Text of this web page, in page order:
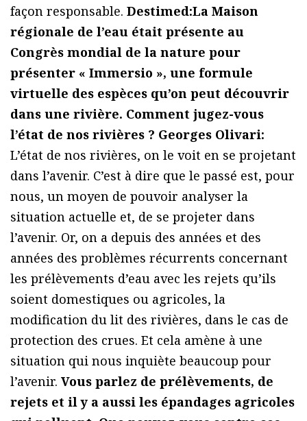
façon responsable. Destimed:La Maison
régionale de l’eau était présente au
Congrès mondial de la nature pour
présenter « Immersio », une formule
virtuelle des espèces qu’on peut découvrir
dans une rivière. Comment jugez-vous
l’état de nos rivières ? Georges Olivari:
L’état de nos rivières, on le voit en se projetant
dans l’avenir. C’est à dire que le passé est, pour
nous, un moyen de pouvoir analyser la
situation actuelle et, de se projeter dans
l’avenir. Or, on a depuis des années et des
années des problèmes récurrents concernant
les prélèvements d’eau avec les rejets qu’ils
soient domestiques ou agricoles, la
modification du lit des rivières, dans le cas de
protection des crues. Et cela amène à une
situation qui nous inquiète beaucoup pour
l’avenir. Vous parlez de prélèvements, de
rejets et il y a aussi les épandages agricoles